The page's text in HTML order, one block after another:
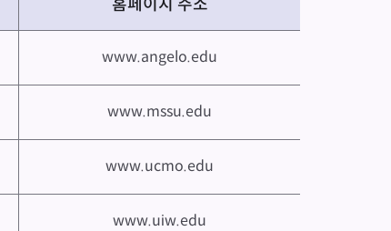
홈페이지 주소
www.angelo.edu
www.mssu.edu
www.ucmo.edu
www.uiw.edu